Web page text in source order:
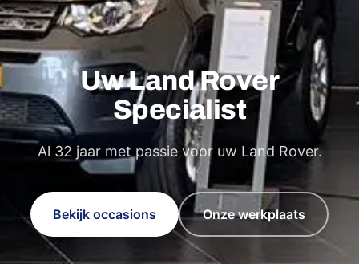
Uw Land Rover
Specialist
Al 32 jaar met passie voor uw Land Rover.
Bekijk occasions Onze werkplaats